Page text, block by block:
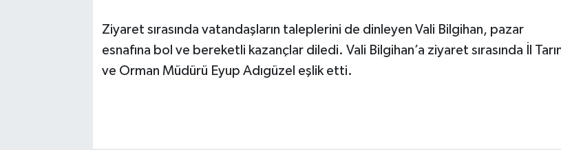
Ziyaret sırasında vatandaşların taleplerini de dinleyen Vali Bilgihan, pazar
esnafına bol ve bereketli kazançlar diledi. Vali Bilgihan’a ziyaret sırasında İl
ve Orman Müdürü Eyup Adıgüzel eşlik etti.